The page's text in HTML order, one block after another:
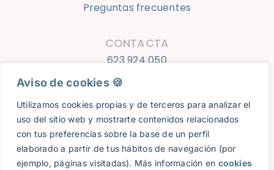
Aviso de cookies 🍪​
Utilizamos cookies propias y de terceros para analizar el
uso del sitio web y mostrarte contenidos relacionados
con tus preferencias sobre la base de un perfil
elaborado a partir de tus hábitos de navegación (por
ejemplo, páginas visitadas). Más información en cookies
Preguntas frecuentes
CONTACTA
623 924 050
info@oceantourshondarribia.com
Ocean Tours Hondarribia © 2026 |Aviso Legal|Política de
privacidad|Cookies|Reservas y cancelaciones| Diseño
web:8imedia